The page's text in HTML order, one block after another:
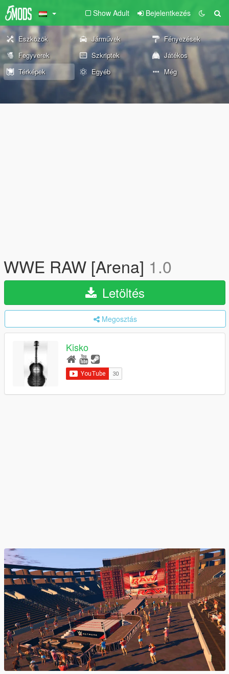
Show Adult Bejelentkezés
Eszközök Járművek
Fényezések
Fegyverek
Szkriptek
Játékos
Térképek
Egyéb Még
WWE RAW [Arena] 1.0
Letöltés
Megosztás
Kisko